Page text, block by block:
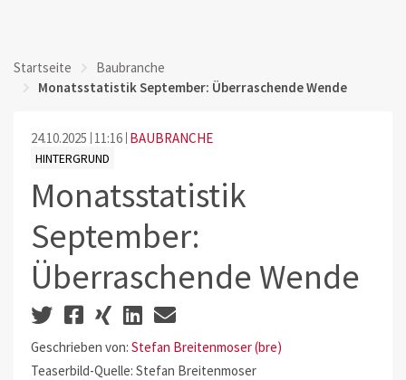
Startseite
Baubranche
Monatsstatistik September: Überraschende Wende
24.10.2025 11:16 BAUBRANCHE
HINTERGRUND
Monatsstatistik
September:
Überraschende Wende
Geschrieben von: Stefan Breitenmoser (bre)
Teaserbild-Quelle: Stefan Breitenmoser